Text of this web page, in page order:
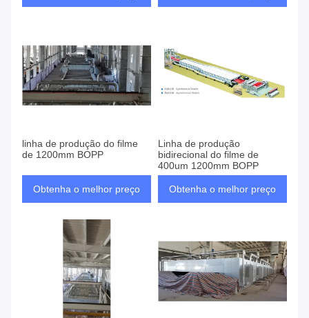
linha de produção do filme
de 1200mm BOPP
Obtenha o melhor preço
Linha de produção
bidirecional do filme de
400um 1200mm BOPP
Obtenha o melhor preço